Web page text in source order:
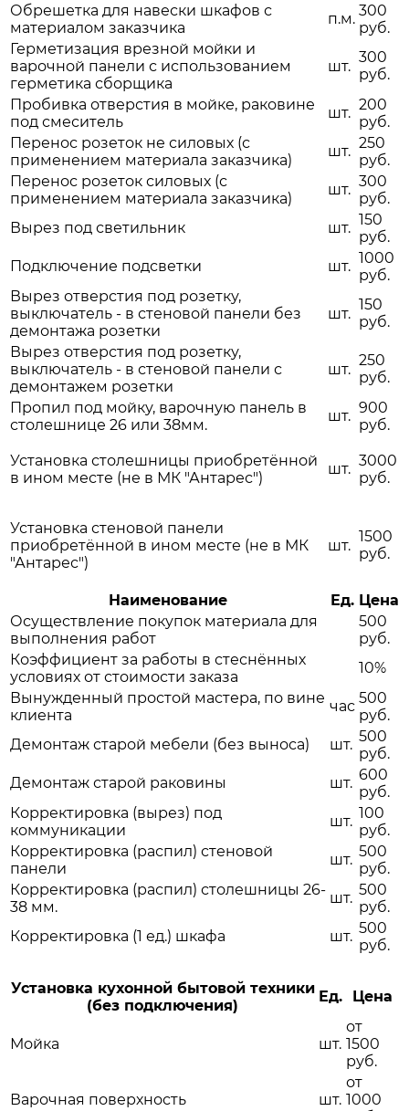
Обрешетка для навески шкафов с
материалом заказчика
п.м. 300
руб.
Герметизация врезной мойки и
варочной панели с использованием
герметика сборщика
шт.
300
руб.
Пробивка отверстия в мойке, раковине
под смеситель
шт. 200
руб.
Перенос розеток не силовых (с
применением материала заказчика)
шт. 250
руб.
Перенос розеток силовых (с
применением материала заказчика)
шт. 300
руб.
Вырез под светильник
шт. 150
руб.
Подключение подсветки
шт. 1000
руб.
Вырез отверстия под розетку,
выключатель - в стеновой панели без
демонтажа розетки
шт.
150
руб.
Вырез отверстия под розетку,
выключатель - в стеновой панели с
демонтажем розетки
шт.
250
руб.
Пропил под мойку, варочную панель в
столешнице 26 или 38мм.
шт. 900
руб.
Установка столешницы приобретённой
в ином месте (не в МК "Антарес")
шт. 3000
руб.
Установка стеновой панели
приобретённой в ином месте (не в МК
"Антарес")
шт.
1500
руб.
Наименование Ед. Цена
Осуществление покупок материала для
выполнения работ
500
руб.
Коэффициент за работы в стеснённых
условиях от стоимости заказа
10%
Вынужденный простой мастера, по вине
клиента
час 500
руб.
Демонтаж старой мебели (без выноса)
шт. 500
руб.
Демонтаж старой раковины
шт. 600
руб.
Корректировка (вырез) под
коммуникации
шт. 100
руб.
Корректировка (распил) стеновой
панели
шт. 500
руб.
Корректировка (распил) столешницы 26-
38 мм.
шт. 500
руб.
Корректировка (1 ед.) шкафа
шт. 500
руб.
Установка кухонной бытовой техники
(без подключения)
Ед. Цена
Мойка шт.
от
1500
руб.
Варочная поверхность шт.
от
1000